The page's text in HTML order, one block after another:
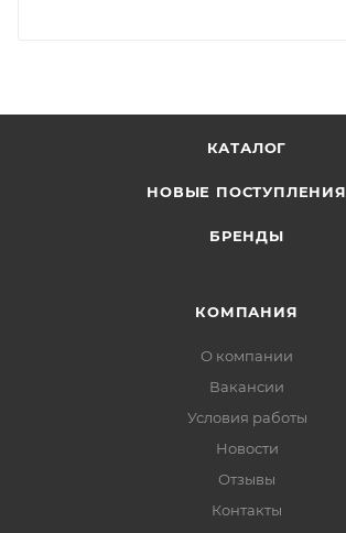
КАТАЛОГ
НОВЫЕ ПОСТУПЛЕНИЯ
БРЕНДЫ
КОМПАНИЯ
О компании
Вакансии
Условия работы
Новости
Отзывы
Контакты